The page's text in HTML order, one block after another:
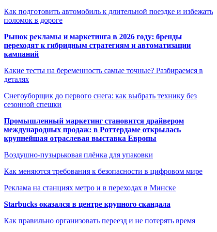
Как подготовить автомобиль к длительной поездке и избежать
поломок в дороге
Рынок рекламы и маркетинга в 2026 году: бренды
переходят к гибридным стратегиям и автоматизации
кампаний
Какие тесты на беременность самые точные? Разбираемся в
деталях
Снегоуборщик до первого снега: как выбрать технику без
сезонной спешки
Промышленный маркетинг становится драйвером
международных продаж: в Роттердаме открылась
крупнейшая отраслевая выставка Европы
Воздушно-пузырьковая плёнка для упаковки
Как меняются требования к безопасности в цифровом мире
Реклама на станциях метро и в переходах в Минске
Starbucks оказался в центре крупного скандала
Как правильно организовать переезд и не потерять время